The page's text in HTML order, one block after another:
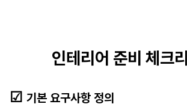
인테리어 준비 체크
☑ 기본 요구사항 정의